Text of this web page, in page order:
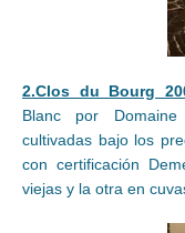
2.Clos du Bourg
Blanc por
cultivadas bajo los
con certificación
viejas y la otra en